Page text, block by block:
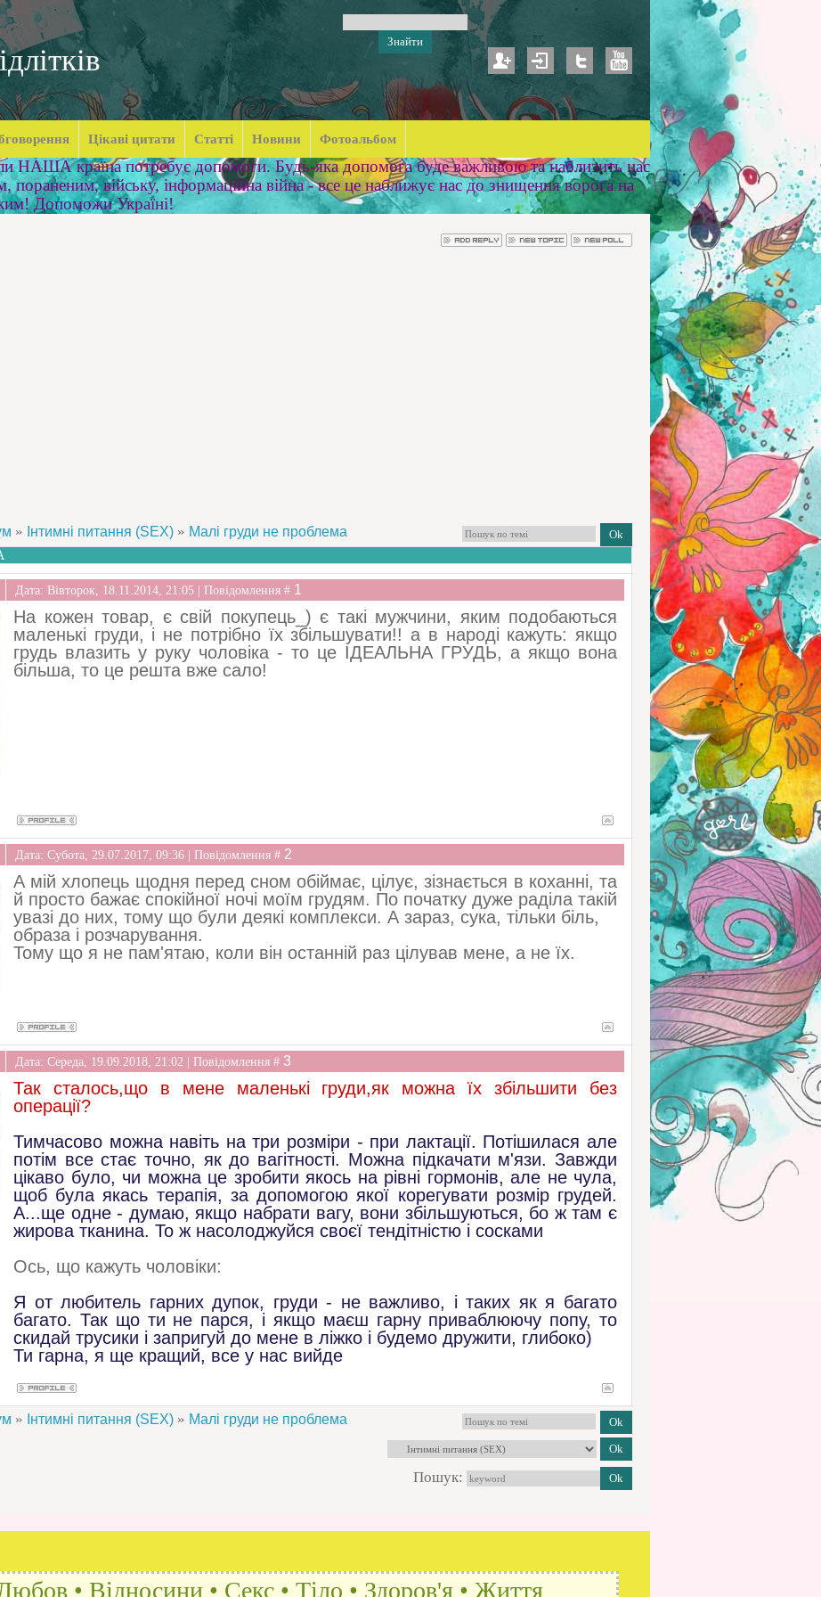
Цікаві цитати Статті Новини Фотоальбом
НАША країна потребує допомоги. Будь-яка допомога буде важливою та наблизить нас
війську, інформаційна війна - все це наближує нас до знищення ворога на
Допоможи Україні!
» Інтимні питання (SEX) » Малі груди не проблема
Дата: Вівторок, 18.11.2014, 21:05 | Повідомлення # 1
На кожен товар, є свій покупець_) є такі мужчини, яким подобаються
маленькі груди, і не потрібно їх збільшувати!! а в народі кажуть: якщо
грудь влазить у руку чоловіка - то це ІДЕАЛЬНА ГРУДЬ, а якщо вона
більша, то це решта вже сало!
Дата: Субота, 29.07.2017, 09:36 | Повідомлення # 2
А мій хлопець щодня перед сном обіймає, цілує, зізнається в коханні, та
й просто бажає спокійної ночі моїм грудям. По початку дуже раділа такій
увазі до них, тому що були деякі комплекси. А зараз, сука, тільки біль,
образа і розчарування.
Тому що я не пам'ятаю, коли він останній раз цілував мене, а не їх.
Дата: Середа, 19.09.2018, 21:02 | Повідомлення # 3
Так сталось,що в мене маленькі груди,як можна їх збільшити без
операції?
Тимчасово можна навіть на три розміри - при лактації. Потішилася але
потім все стає точно, як до вагітності. Можна підкачати м'язи. Завжди
цікаво було, чи можна це зробити якось на рівні гормонів, але не чула,
щоб була якась терапія, за допомогою якої корегувати розмір грудей.
А...ще одне - думаю, якщо набрати вагу, вони збільшуються, бо ж там є
жирова тканина. То ж насолоджуйся своєї тендітністю і сосками
Ось, що кажуть чоловіки:
Я от любитель гарних дупок, груди - не важливо, і таких як я багато
багато. Так що ти не парся, і якщо маєш гарну приваблюючу попу, то
скидай трусики і запригуй до мене в ліжко і будемо дружити, глибоко)
Ти гарна, я ще кращий, все у нас вийде
» Інтимні питання (SEX) » Малі груди не проблема
Пошук:
• Відносини • Секс • Тіло • Здоров'я • Життя